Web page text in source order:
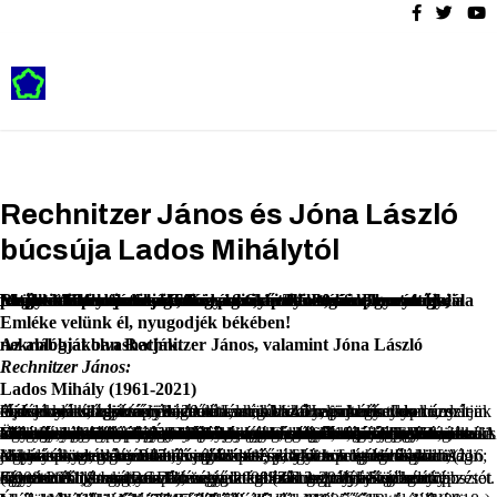
Rechnitzer János és Jóna László
búcsúja Lados Mihálytól
Megrendülten tudatjuk, hogy szeretett kollégánk, barátunk, a Magyar Urbanisztikai Társaság Győr-Moson-Sopron megyei területi csoportjának elnöke, a Széchenyi István Egyetem Regionális-tudományi és Közpolitikai Tanszékének vezetője, Lados Mihály életének 60. évében, április 20-án elhunyt. Halála pótolhatatlan veszteség mind a szakmai élet, mind a szakmai felsőoktatási képzés számára.
Emléke velünk él, nyugodjék békében!
Az alábbiakban Rechnitzer János, valamint Jóna László nekrológját olvashatják.
Rechnitzer János:
Lados Mihály (1961-2021)
A szörnyű világjárvány behatolt életünkbe. Ha ismerőseinket veszítjük el, fájó reccsenést érzünk, ám ha a halál a közelünkben csap le, már a fájdalom, a tiltakozás, és tehetetlenség lesz úrra rajtunk. Ilyen érzésekkel küzdök április 20. óta, amikor 40 napi kegyetlen küzdelem után elment a barátom, küzdőtársam, a hazai regionális tudomány kedves alakító személyisége dr. Lados Mihály, tudományos főmunkatárs, egyetemi docens.
Örömmel jött 1986-ban Győrbe, hogy megalakítsuk a MTA Regionális Kutatások Központja Észak-dunántúli Osztályát. Hazaérkezett a családjával, hiszen Szigetközből származtak feleségével együtt, Mosonmagyaróváron tanultak, akkor még ott éltek szüleik. Formáltuk a kialakuló regionális tudomány új kutatóhelyét, valójában „oázist teremtettünk a sivatagban”, hiszen a társadalomtudomány, s azon belül a helyét kereső területi tudományoknak minimális, lényegtelen előzménye volt a városban, de a nagyobb régióban is. Sikerrel vette tudományos kihívásokat, 1996-ban megszerezte a közgazdaságtudomány kandidátusa tudományos fokozatot. Alkalma volt egy mesterképzést (Urban Management) a rotterdami Erasmus Egyetemen elvégezni, ami egész további munkásságát meghatározta. A kilencvenes évek elején beléptünk a felsőoktatásba, meghatározó alakítója lett a településgazdász szaknak, aktív formálója volt az akkori főiskola, ma Széchenyi István Egyetemmel való kapcsolatoknak, az intézetbe kihelyezett tanszéknek.
Kutatás kutatást követett, megbízások, pályázatok itthon és külföldön; Mihály progresszív formálója, szervezője volt a programoknak. Az önkormányzati gazdálkodás érdekelte, a helyi közösségek gazdasági alapjainak megteremtése és működtetése, a közszolgáltatások rendszere, azok intézményi működtetése. Számos tanulmányban (116 jegyzett közlemény 347 hivatkozással) dolgozta fel a kérdéskört, elemzéseivel, előremutató megállapításaival itthon és külföldön is elismerést szerzett.
Szerette és igazgatta az Intézetet, 2008-ban vette át az igazgató posztot (2008-2011), majd annak beolvasztása után osztályvezetőként irányította tudományos közösségünket (2012-2016). Közben több egyetemen oktatott, alapító tagja lett a SZE regionális tudományi doktori iskolának (RGDI), négy doktorandusz pályáját gondozta sikerrel. 2018-ban tanszékvezető megbízást kapott a Széchenyi Egyetemtől, s megszervezte a szakterület angol nyelvű mesterképzését.